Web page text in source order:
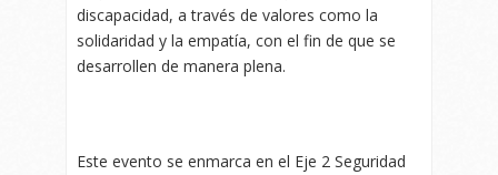
discapacidad, a través de valores como la
solidaridad y la empatía, con el fin de que se
desarrollen de manera plena.
Este evento se enmarca en el Eje 2 Seguridad